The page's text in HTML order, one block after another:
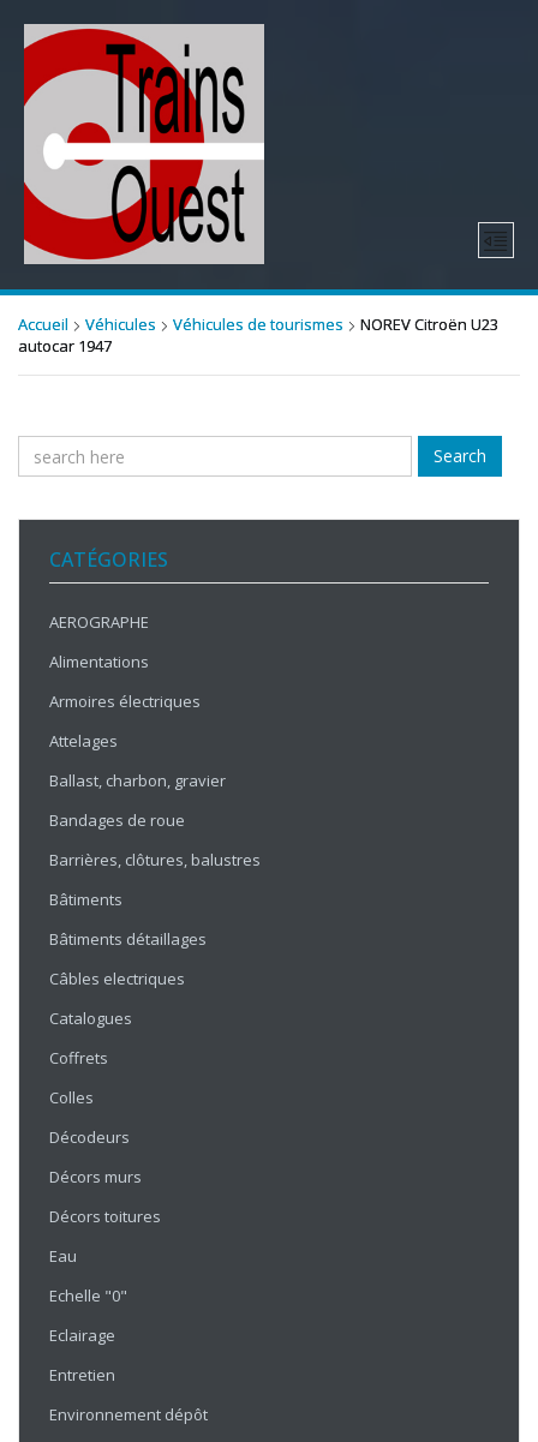
Accueil Véhicules Véhicules de tourismes
NOREV Citroën U23
autocar 1947
Search
CATÉGORIES
AEROGRAPHE
Alimentations
Armoires électriques
Attelages
Ballast, charbon, gravier
Bandages de roue
Barrières, clôtures, balustres
Bâtiments
Bâtiments détaillages
Câbles electriques
Catalogues
Coffrets
Colles
Décodeurs
Décors murs
Décors toitures
Eau
Echelle "0"
Eclairage
Entretien
Environnement dépôt